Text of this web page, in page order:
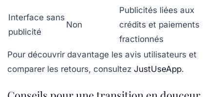
Interface sans
publicité
Non
Publicités liées aux
crédits et paiements
fractionnés
Pour découvrir davantage les avis utilisateurs et
comparer les retours, consultez JustUseApp.